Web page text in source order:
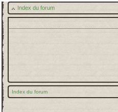
Index du forum
Index du forum